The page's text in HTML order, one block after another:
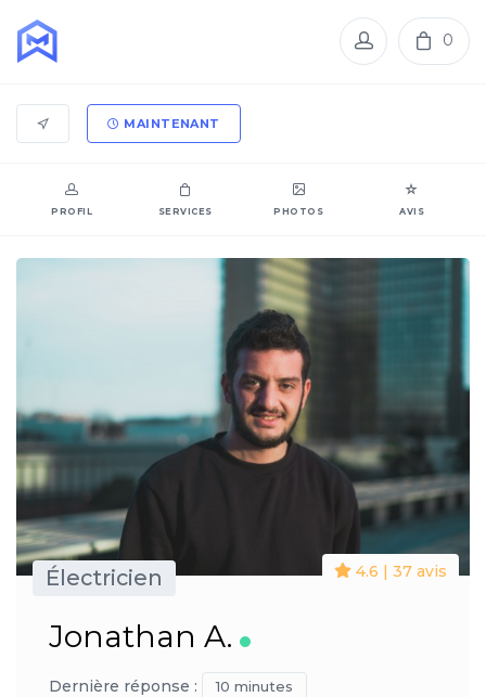
0
MAINTENANT
PROFIL SERVICES PHOTOS AVIS
4.6 | 37 avis
Électricien
Jonathan A.
Dernière réponse : 10 minutes